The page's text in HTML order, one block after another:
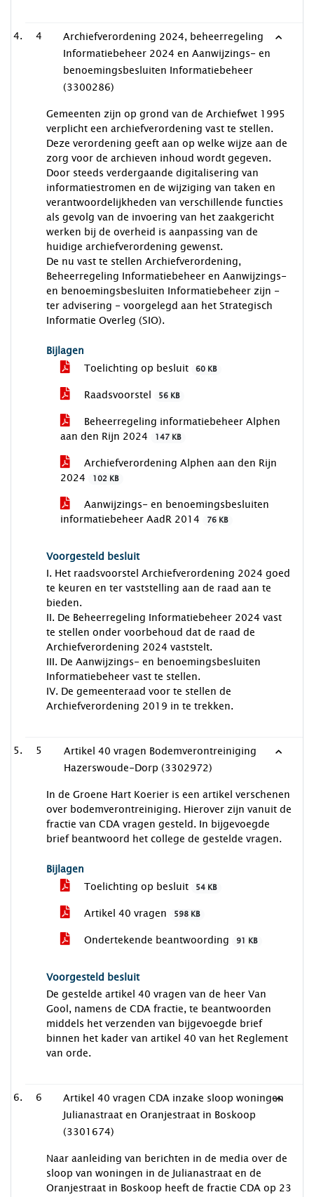
4
Archiefverordening 2024, beheerregeling
Informatiebeheer 2024 en Aanwijzings- en
benoemingsbesluiten Informatiebeheer
(3300286)
Gemeenten zijn op grond van de Archiefwet 1995
verplicht een archiefverordening vast te stellen.
Deze verordening geeft aan op welke wijze aan de
zorg voor de archieven inhoud wordt gegeven.
Door steeds verdergaande digitalisering van
informatiestromen en de wijziging van taken en
verantwoordelijkheden van verschillende functies
als gevolg van de invoering van het zaakgericht
werken bij de overheid is aanpassing van de
huidige archiefverordening gewenst.
De nu vast te stellen Archiefverordening,
Beheerregeling Informatiebeheer en Aanwijzings-
en benoemingsbesluiten Informatiebeheer zijn -
ter advisering - voorgelegd aan het Strategisch
Informatie Overleg (SIO).
Bijlagen
Toelichting op besluit
60 KB
Raadsvoorstel 56 KB
Beheerregeling informatiebeheer Alphen
aan den Rijn 2024
147 KB
Archiefverordening Alphen aan den Rijn
2024
102 KB
Aanwijzings- en benoemingsbesluiten
informatiebeheer AadR 2014
76 KB
Voorgesteld besluit
I. Het raadsvoorstel Archiefverordening 2024 goed
te keuren en ter vaststelling aan de raad aan te
bieden.
II. De Beheerregeling Informatiebeheer 2024 vast
te stellen onder voorbehoud dat de raad de
Archiefverordening 2024 vaststelt.
III. De Aanwijzings- en benoemingsbesluiten
Informatiebeheer vast te stellen.
IV. De gemeenteraad voor te stellen de
Archiefverordening 2019 in te trekken.
5
Artikel 40 vragen Bodemverontreiniging
Hazerswoude-Dorp (3302972)
In de Groene Hart Koerier is een artikel verschenen
over bodemverontreiniging. Hierover zijn vanuit de
fractie van CDA vragen gesteld. In bijgevoegde
brief beantwoord het college de gestelde vragen.
Bijlagen
Toelichting op besluit
54 KB
Artikel 40 vragen 598 KB
Ondertekende beantwoording 91 KB
Voorgesteld besluit
De gestelde artikel 40 vragen van de heer Van
Gool, namens de CDA fractie, te beantwoorden
middels het verzenden van bijgevoegde brief
binnen het kader van artikel 40 van het Reglement
van orde.
6
Artikel 40 vragen CDA inzake sloop woningen
Julianastraat en Oranjestraat in Boskoop
(3301674)
Naar aanleiding van berichten in de media over de
sloop van woningen in de Julianastraat en de
Oranjestraat in Boskoop heeft de fractie CDA op 23